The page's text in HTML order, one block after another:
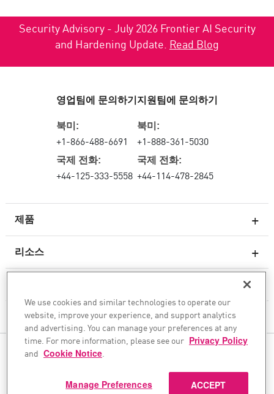
Security Advisory - July 2026 Frontier AI Security
and Hardening Update. Read Blog
제품
차세대 방화벽
클라우드 네트워크 보안
WAF
리소스
회사
영업팀에 문의하기
북미:
+1-866-488-6691
국제 전화:
+44-125-333-5558
지원팀에 문의하기
북미:
+1-888-361-5030
국제 전화:
+44-114-478-2845
팔로우하기
안전한 AI 전환을 도와드립니다
©1994–2026 Check Point Software Technologies Ltd. All rights reserved.
We use cookies and similar technologies to operate our
website, improve your experience, and support analytics
and advertising. You can manage your preferences at any
time. For more information, please see our Privacy Policy
and Cookie Notice.
ACCEPT
Manage Preferences